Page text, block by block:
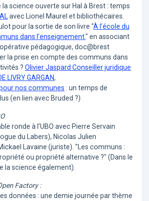
la science ouverte sur Hal à Brest : temps
avec Lionel Maurel et bibliothécaires.
pour la sortie de son livre "À l’école du
dans l’enseignement." en associant
pédagogique, doc@brest
la prise en compte des communs dans
? Olivier Jaspard Conseiller juridique
LIVRY GARGAN,
nos communes : un temps de
(en lien avec Bruded ?)
ronde à l’UBO avec Pierre Servain
du Labers), Nicolas Julien
Lavaine (juriste). "Les communs :
ou propriété alternative ?" (Dans le
la science également).
Factory :
données : une demie journée par thème